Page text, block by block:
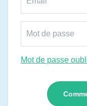
Mot de passe